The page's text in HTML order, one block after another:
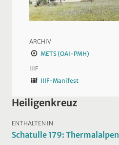
ARCHIV
METS (OAI-PMH)
IIIF
IIIF-Manifest
Heiligenkreuz
ENTHALTEN IN
Schatulle 179: Thermalalpen